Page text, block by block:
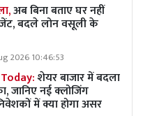
अब बिना बताए घर नहीं
बदले लोन वसूली के
2026 10:46:53
शेयर बाजार में बदला
जानिए नई क्लोजिंग
में क्या होगा असर